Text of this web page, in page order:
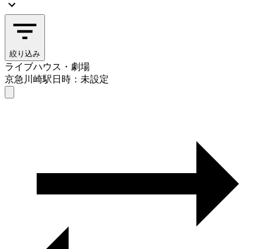
絞り込み
ライブハウス・劇場
京急川崎駅日時：未設定